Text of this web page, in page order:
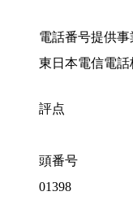
電話番号提供事
東日本電信電話
評点
頭番号
01398